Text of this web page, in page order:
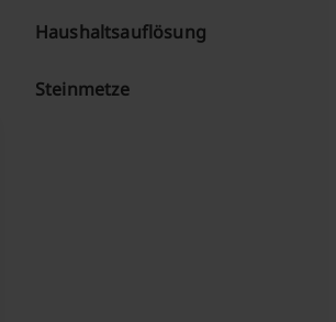
Haushaltsauflösung
Steinmetze